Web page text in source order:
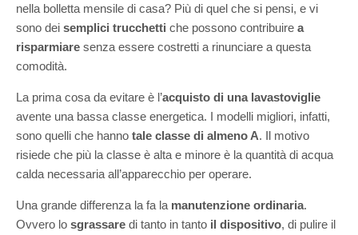
nella bolletta mensile di casa? Più di quel che si pensi, e vi
sono dei semplici trucchetti che possono contribuire a
risparmiare senza essere costretti a rinunciare a questa
comodità.
La prima cosa da evitare è l’acquisto di una lavastoviglie
avente una bassa classe energetica. I modelli migliori, infatti,
sono quelli che hanno tale classe di almeno A. Il motivo
risiede che più la classe è alta e minore è la quantità di acqua
calda necessaria all’apparecchio per operare.
Una grande differenza la fa la manutenzione ordinaria.
Ovvero lo sgrassare di tanto in tanto il dispositivo, di pulire il